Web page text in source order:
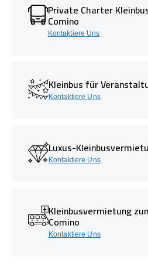
Private Charter
Comino
Kontaktiere Uns
Kleinbus für
Kontaktiere Uns
Luxus-
Kontaktiere Uns
Kleinbusvermietung
Comino
Kontaktiere Uns